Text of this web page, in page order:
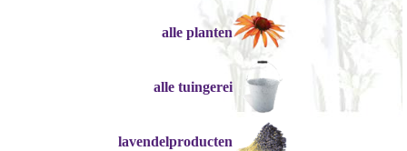
alle planten
alle tuingerei
lavendelproducten